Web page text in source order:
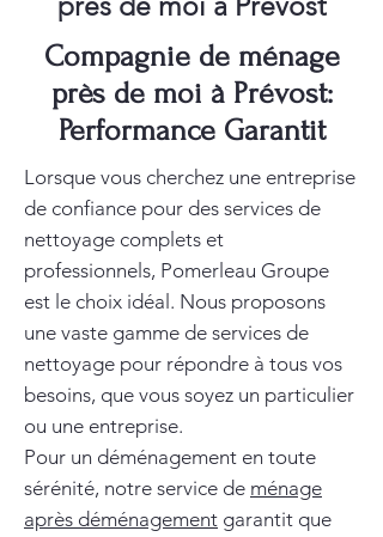
près de moi à Prévost
Compagnie de ménage
près de moi à Prévost:
Performance Garantit
Lorsque vous cherchez une entreprise
de confiance pour des services de
nettoyage complets et
professionnels, Pomerleau Groupe
est le choix idéal. Nous proposons
une vaste gamme de services de
nettoyage pour répondre à tous vos
besoins, que vous soyez un particulier
ou une entreprise.
Pour un déménagement en toute
sérénité, notre service de ménage
après déménagement garantit que